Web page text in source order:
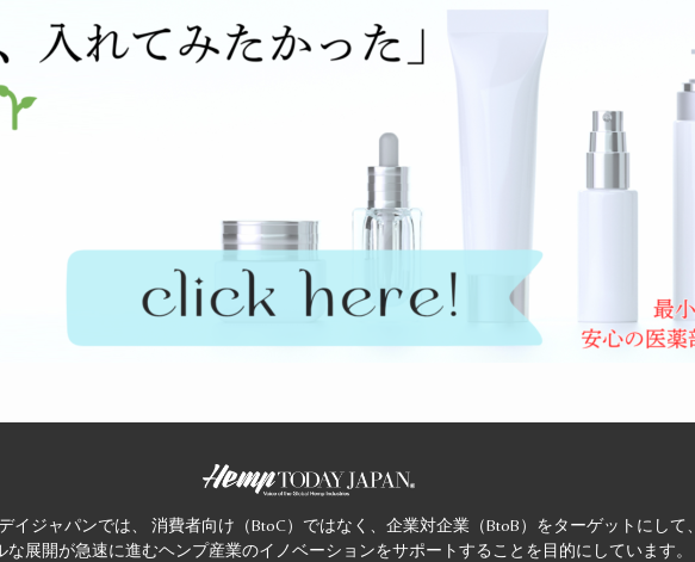
イジャパンでは、 消費者向け（BtoC）ではなく、企業対企業（BtoB）をターゲットにして、
な展開が急速に進むヘンプ産業のイノベーションをサポートすることを目的にしています。